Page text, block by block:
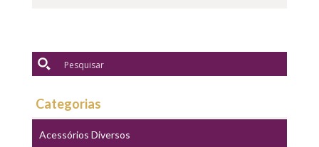
Categorias
Acessórios Diversos